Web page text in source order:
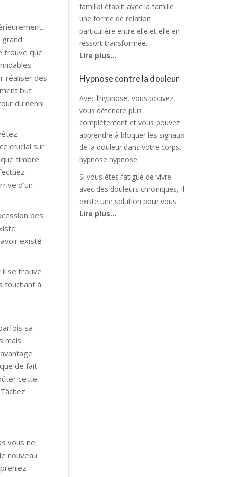
trouve que
réaliser des
but
du nenni
crucial sur
timbre
d’un
des
existé
il se trouve
touchant à
sa
mais
de fait
cette
vous ne
nouveau
familial établit avec la famille
une forme de relation
particulière entre elle et elle en
ressort transformée.
Lire plus…
Hypnose contre la douleur
Avec l’hypnose, vous pouvez
vous détendre plus
complètement et vous pouvez
apprendre à bloquer les signaux
de la douleur dans votre corps.
hypnose hypnose
Si vous êtes fatigué de vivre
avec des douleurs chroniques, il
existe une solution pour vous.
Lire plus…